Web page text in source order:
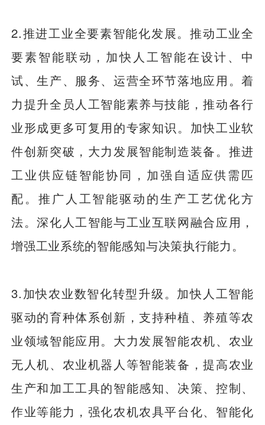
2.推进工业全要素智能化发展。推动工业全
要素智能联动，加快人工智能在设计、中
试、生产、服务、运营全环节落地应用。着
力提升全员人工智能素养与技能，推动各行
业形成更多可复用的专家知识。加快工业软
件创新突破，大力发展智能制造装备。推进
工业供应链智能协同，加强自适应供需匹
配。推广人工智能驱动的生产工艺优化方
法。深化人工智能与工业互联网融合应用，
增强工业系统的智能感知与决策执行能力。
3.加快农业数智化转型升级。加快人工智能
驱动的育种体系创新，支持种植、养殖等农
业领域智能应用。大力发展智能农机、农业
无人机、农业机器人等智能装备，提高农业
生产和加工工具的智能感知、决策、控制、
作业等能力，强化农机农具平台化、智能化